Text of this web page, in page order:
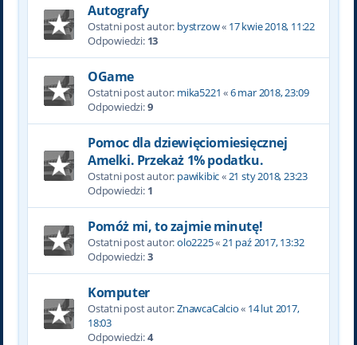
Autografy
Ostatni post autor: bystrzow« 17 kwie 2018, 11:22
Odpowiedzi: 13
OGame
Ostatni post autor: mika5221 «6 mar 2018, 23:09
Odpowiedzi:9
Pomoc dla dziewięciomiesięcznej
Amelki. Przekaż 1% podatku.
Ostatni post autor: pawikibic«21 sty 2018, 23:23
Odpowiedzi: 1
Pomóż mi, to zajmie minutę!
Ostatni post autor:olo2225«21 paź 2017, 13:32
Odpowiedzi:3
Komputer
Ostatni post autor:ZnawcaCalcio« 14 lut 2017,
18:03
Odpowiedzi:4